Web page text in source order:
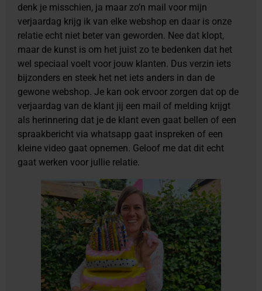
denk je misschien, ja maar zo’n mail voor mijn
verjaardag krijg ik van elke webshop en daar is onze
relatie echt niet beter van geworden. Nee dat klopt,
maar de kunst is om het juist zo te bedenken dat het
wel speciaal voelt voor jouw klanten. Dus verzin iets
bijzonders en steek het net iets anders in dan de
gewone webshop. Je kan ook ervoor zorgen dat op de
verjaardag van de klant jij een mail of melding krijgt
als herinnering dat je de klant even gaat bellen of een
spraakbericht via whatsapp gaat inspreken of een
kleine video gaat opnemen. Geloof me dat dit echt
gaat werken voor jullie relatie.